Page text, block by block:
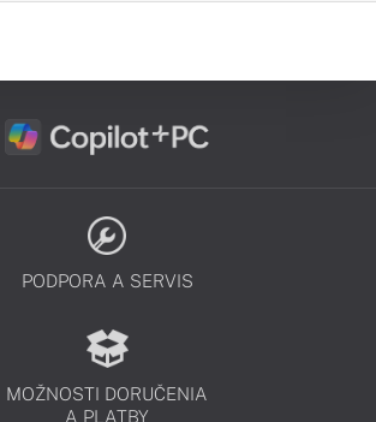
PODPORA A SERVIS
MOŽNOSTI DORUČENIA
A PLATBY